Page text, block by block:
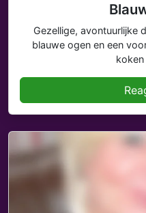
Gezellige, avontuurlijke
blauwe ogen en een
koken